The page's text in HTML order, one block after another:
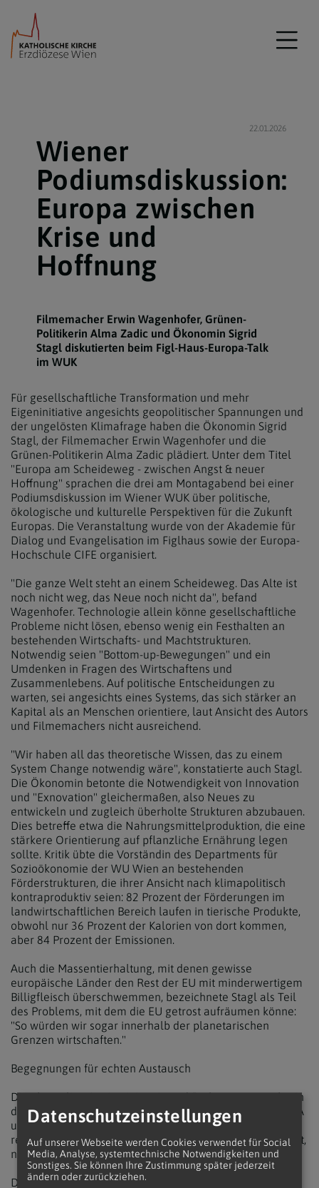
22.01.2026
Wiener
Podiumsdiskussion:
Europa zwischen
Krise und
Hoffnung
Filmemacher Erwin Wagenhofer, Grünen-
Politikerin Alma Zadic und Ökonomin Sigrid
Stagl diskutierten beim Figl-Haus-Europa-Talk
im WUK
Für gesellschaftliche Transformation und mehr
Eigeninitiative angesichts geopolitischer Spannungen und
der ungelösten Klimafrage haben die Ökonomin Sigrid
Stagl, der Filmemacher Erwin Wagenhofer und die
Grünen-Politikerin Alma Zadic plädiert. Unter dem Titel
"Europa am Scheideweg - zwischen Angst & neuer
Hoffnung" sprachen die drei am Montagabend bei einer
Podiumsdiskussion im Wiener WUK über politische,
ökologische und kulturelle Perspektiven für die Zukunft
Europas. Die Veranstaltung wurde von der Akademie für
Dialog und Evangelisation im Figlhaus sowie der Europa-
Hochschule CIFE organisiert.
"Die ganze Welt steht an einem Scheideweg. Das Alte ist
noch nicht weg, das Neue noch nicht da", befand
Wagenhofer. Technologie allein könne gesellschaftliche
Probleme nicht lösen, ebenso wenig ein Festhalten an
bestehenden Wirtschafts- und Machtstrukturen.
Notwendig seien "Bottom-up-Bewegungen" und ein
Umdenken in Fragen des Wirtschaftens und
Zusammenlebens. Auf politische Entscheidungen zu
warten, sei angesichts eines Systems, das sich stärker an
Kapital als an Menschen orientiere, laut Ansicht des Autors
und Filmemachers nicht ausreichend.
"Wir haben all das theoretische Wissen, das zu einem
System Change notwendig wäre", konstatierte auch Stagl.
Die Ökonomin betonte die Notwendigkeit von Innovation
und "Exnovation" gleichermaßen, also Neues zu
entwickeln und zugleich überholte Strukturen abzubauen.
Dies betreffe etwa die Nahrungsmittelproduktion, die eine
stärkere Orientierung auf pflanzliche Ernährung legen
sollte. Kritik übte die Vorständin des Departments für
Sozioökonomie der WU Wien an bestehenden
Förderstrukturen, die ihrer Ansicht nach klimapolitisch
kontraproduktiv seien: 82 Prozent der Förderungen im
landwirtschaftlichen Bereich laufen in tierische Produkte,
obwohl nur 36 Prozent der Kalorien von dort kommen,
aber 84 Prozent der Emissionen.
Auch die Massentierhaltung, mit denen gewisse
europäische Länder den Rest der EU mit minderwertigem
Billigfleisch überschwemmen, bezeichnete Stagl als Teil
des Problems, mit dem die EU getrost aufräumen könne:
"So würden wir sogar innerhalb der planetarischen
Grenzen wirtschaften."
Begegnungen für echten Austausch
Die ehemalige Justizministerin und Parlamentssprecherin
der Grünen, Alma Zadic, plädierte im Hinblick auf die USA
unter Donald Trump auf eine Rückbesinnung auf eine
regelbasierte Weltordnung, die Menschenrechte hochhält,
nicht das Recht des Stärkeren.
Die aktuelle gesellschaftliche Spaltung führte Zadic auf
Datenschutzeinstellungen
Auf unserer Webseite werden Cookies verwendet für Social
Media, Analyse, systemtechnische Notwendigkeiten und
Sonstiges. Sie können Ihre Zustimmung später jederzeit
ändern oder zurückziehen.